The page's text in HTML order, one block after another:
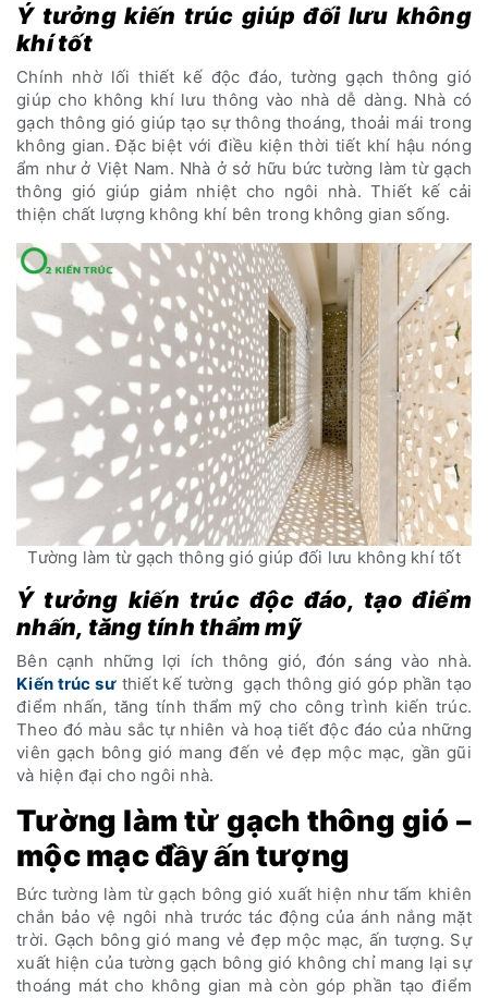
Ý tưởng kiến trúc giúp đối lưu không
khí tốt
Chính nhờ lối thiết kế độc đáo, tường gạch thông gió
giúp cho không khí lưu thông vào nhà dễ dàng. Nhà có
gạch thông gió giúp tạo sự thông thoáng, thoải mái trong
không gian. Đặc biệt với điều kiện thời tiết khí hậu nóng
ẩm như ở Việt Nam. Nhà ở sở hữu bức tường làm từ gạch
thông gió giúp giảm nhiệt cho ngôi nhà. Thiết kế cải
thiện chất lượng không khí bên trong không gian sống.
Tường làm từ gạch thông gió giúp đối lưu không khí tốt
Ý tưởng kiến trúc độc đáo, tạo điểm
nhấn, tăng tính thẩm mỹ
Bên cạnh những lợi ích thông gió, đón sáng vào nhà.
Kiến trúc sưthiết kế tường gạch thông gió góp phần tạo
điểm nhấn, tăng tính thẩm mỹ cho công trình kiến trúc.
Theo đó màu sắc tự nhiên và hoạ tiết độc đáo của những
viên gạch bông gió mang đến vẻ đẹp mộc mạc, gần gũi
và hiện đại cho ngôi nhà.
Tường làm từ gạch thông gió –
mộc mạc đầy ấn tượng
Bức tường làm từ gạch bông gió xuất hiện như tấm khiên
chắn bảo vệ ngôi nhà trước tác động của ánh nắng mặt
trời. Gạch bông gió mang vẻ đẹp mộc mạc, ấn tượng. Sự
xuất hiện của tường gạch bông gió không chỉ mang lại sự
thoáng mát cho không gian mà còn góp phần tạo điểm